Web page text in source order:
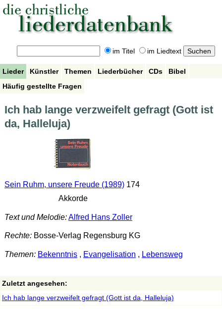
im Titel im Liedtext
Lieder Künstler Themen Liederbücher CDs
Bibel
Häufig gestellte Fragen
Ich hab lange verzweifelt gefragt (Gott ist
da, Halleluja)
Sein Ruhm, unsere Freude (1989)174
Akkorde
Text und Melodie:Alfred Hans Zoller
Rechte:Bosse-Verlag Regensburg KG
Themen: Bekenntnis, Evangelisation , Lebensweg
Zuletzt angesehen:
Ich hab lange verzweifelt gefragt (Gott ist da, Halleluja)